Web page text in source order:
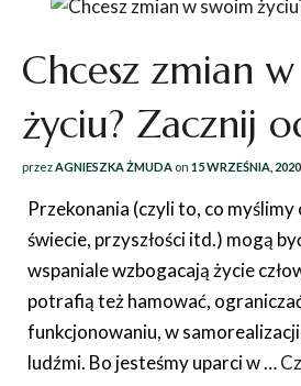
Chcesz zmian
życiu? Zacznij
przezAGNIESZKA ŻMUDA on 15 WRZEŚNIA, 2020
Przekonania (czyli to, co myślimy
świecie, przyszłości itd.) mogą
wspaniale wzbogacają życie
potrafią też hamować,
funkcjonowaniu, w
ludźmi. Bo jesteśmy uparci w …